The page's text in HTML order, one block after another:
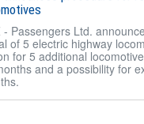
- Passengers Ltd.
of 5 electric highway
for 5 additional
and a possibility for